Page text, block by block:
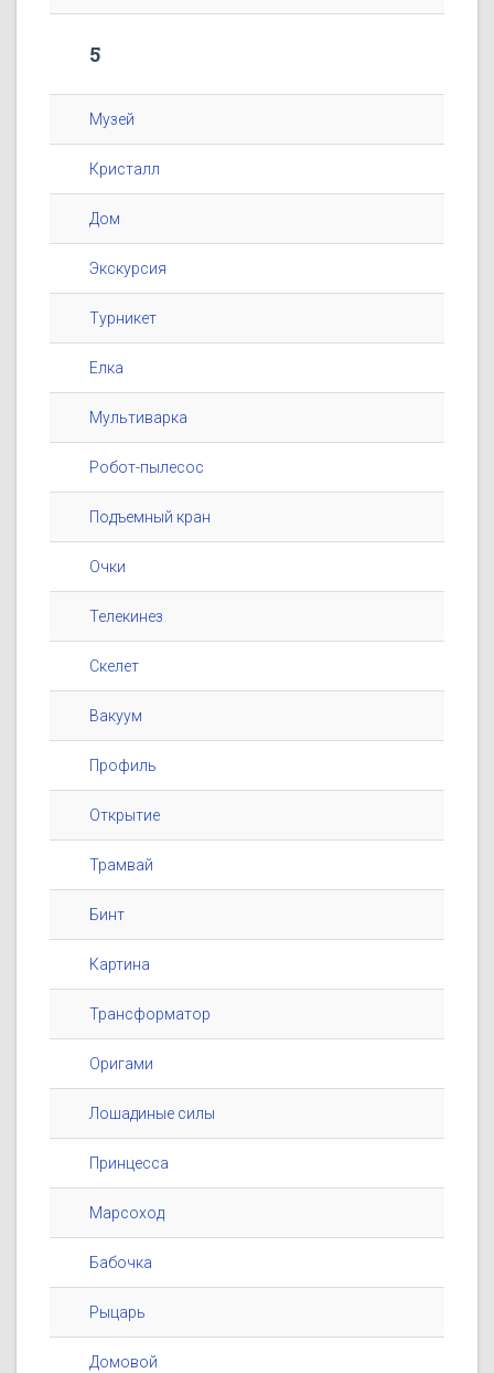
5
Музей
Кристалл
Дом
Экскурсия
Турникет
Елка
Мультиварка
Робот-пылесос
Подъемный кран
Очки
Телекинез
Скелет
Вакуум
Профиль
Открытие
Трамвай
Бинт
Картина
Трансформатор
Оригами
Лошадиные силы
Принцесса
Марсоход
Бабочка
Рыцарь
Домовой